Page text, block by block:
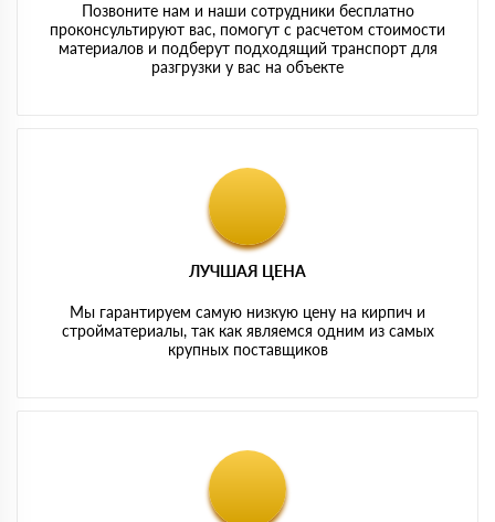
Позвоните нам и наши сотрудники бесплатно
проконсультируют вас, помогут с расчетом стоимости
материалов и подберут подходящий транспорт для
разгрузки у вас на объекте
ЛУЧШАЯ ЦЕНА
Мы гарантируем самую низкую цену на кирпич и
стройматериалы, так как являемся одним из самых
крупных поставщиков